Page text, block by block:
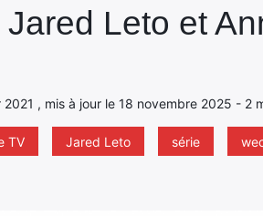
Leto et
, mis à jour le 18 novembre 2025 - 2
TV Jared Leto série